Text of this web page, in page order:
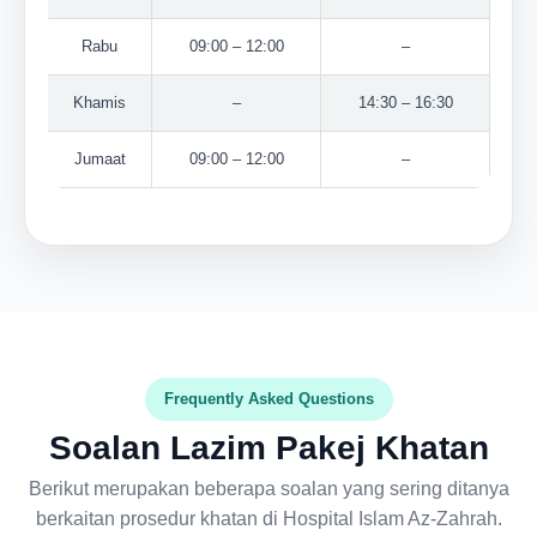
Rabu 09:00 – 12:00 –
Khamis – 14:30 – 16:30
Jumaat 09:00 – 12:00 –
Frequently Asked Questions
Soalan Lazim Pakej Khatan
Berikut merupakan beberapa soalan yang sering ditanya
berkaitan prosedur khatan di Hospital Islam Az-Zahrah.